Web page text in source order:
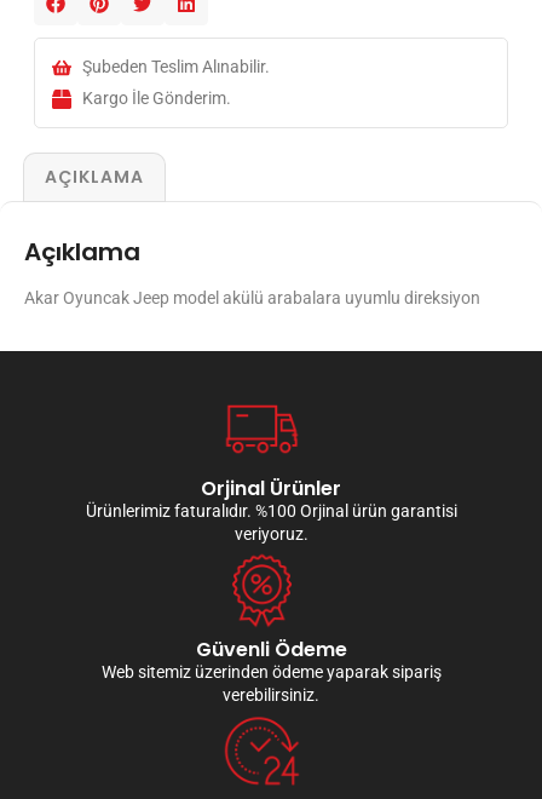
Şubeden Teslim Alınabilir.
Kargo İle Gönderim.
AÇIKLAMA
Açıklama
Akar Oyuncak Jeep model akülü arabalara uyumlu direksiyon
Orjinal Ürünler
Ürünlerimiz faturalıdır. %100 Orjinal ürün garantisi
veriyoruz.
Güvenli Ödeme
Web sitemiz üzerinden ödeme yaparak sipariş
verebilirsiniz.